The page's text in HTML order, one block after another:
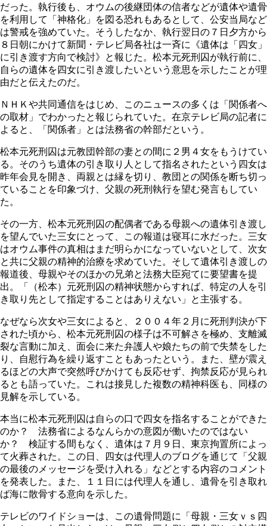
だった。執行後も、オウムの後継団体の信者などが遺体や遺骨
を利用して「神格化」を図る恐れもあるとして、公安当局など
は警戒を強めていた。そうしたなか、執行翌日の７日夕方から
８日朝にかけて新聞・テレビ局各社は一斉に《遺体は「四女」
に引き渡す方向で検討》と報じた。松本元死刑囚が執行前に、
自らの遺体を四女に引き渡したいという意思を示したことが理
由だと伝えたのだ。
ＮＨＫや共同通信をはじめ、このニュースの多くは「関係者へ
の取材」でわかったと報じられていた。在京テレビ局の記者に
よると、「関係者」とは法務省の幹部だという。
松本元死刑囚は元教団幹部の妻との間に２男４女をもうけてい
る。そのうち遺体の引き取り人として指名されたという四女は
昨年会見を開き、両親とは縁を切り、教団との関係を断ち切っ
ていることを印象づけ、父親の死刑執行を望む発言もしてい
た。
その一方、松本元死刑囚の配偶者である母親への遺体引き渡し
を望んでいた三女にとって、この報道は寝耳に水だった。三女
はオウム事件の真相はまだ明らかになっていないとして、次女
と共に父親の精神的治療を求めていた。そして遺体引き渡しの
報道後、母親やそのほかの兄弟と法務大臣宛てに要望書を提
出。「（松本）元死刑囚の精神状態からすれば、特定の人を引
き取り先として指定することはありえない」と主張する。
なぜなら次女や三女によると、２００４年２月に死刑判決が下
された頃から、松本元死刑囚の様子は不可解さを極め、支離滅
裂な言動に加え、面会に来た弁護人や娘たちの前で失禁をした
り、自慰行為を繰り返すこともあったという。また、壁が震え
るほどの大声で突然呼びかけても反応せず、拘禁反応が見られ
るとも語っていた。これは接見した複数の精神科医も、同様の
見解を示している。
本当に松本元死刑囚は自らの口で四女を指名することができた
のか？ 法務省によるなんらかの意図が働いたのではない
か？ 検証する間もなく、遺体は７月９日、東京拘置所によっ
て火葬された。この日、四女は代理人のブログを通じて「父親
の最後のメッセージを受け入れる」などとする内容のコメント
を発表した。また、１１日には代理人を通し、遺骨を引き取れ
ば海に散骨する意向を示した。
テレビのワイドショーは、この遺骨問題に「母親・三女ｖｓ四